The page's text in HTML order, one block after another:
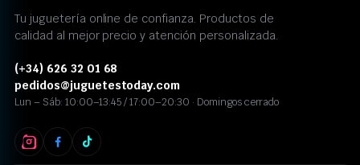
Tu juguetería online de confianza. Productos de
calidad al mejor precio y atención personalizada.
(+34) 626 32 01 68
pedidos@juguetestoday.com
Lun – Sáb: 10:00–13:45 / 17:00–20:30 · Domingos cerrado